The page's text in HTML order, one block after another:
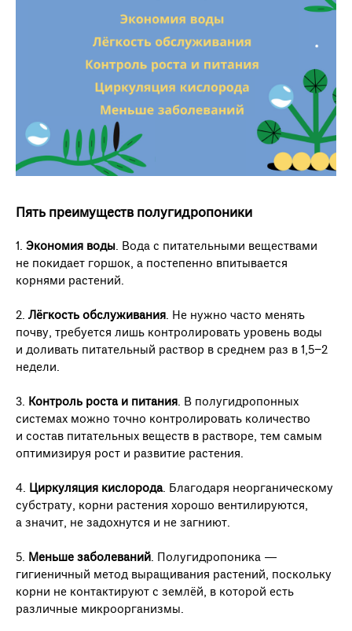
Пять преимуществ полугидропоники
1. Экономия воды. Вода с питательными веществами
не покидает горшок, а постепенно впитывается
корнями растений.
2. Лёгкость обслуживания. Не нужно часто менять
почву, требуется лишь контролировать уровень воды
и доливать питательный раствор в среднем раз в 1,5−2
недели.
3. Контроль роста и питания. В полугидропонных
системах можно точно контролировать количество
и состав питательных веществ в растворе, тем самым
оптимизируя рост и развитие растения.
4. Циркуляция кислорода. Благодаря неорганическому
субстрату, корни растения хорошо вентилируются,
а значит, не задохнутся и не загниют.
5. Меньше заболеваний. Полугидропоника —
гигиеничный метод выращивания растений, поскольку
корни не контактируют с землёй, в которой есть
различные микроорганизмы.